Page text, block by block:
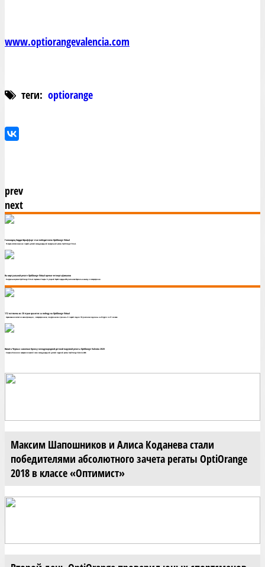
www.optiorangevalencia.com
теги: optiorange
prev
next
Голландец Хидди Шраффорт стал победителем OptiOrange Virtual
16 марта состоялся финал первой детской международной виртуальной регаты OptiOrange Virtual.
На виртуальной регате OptiOrange Virtual время четвертьфиналов
Виртуальная регата OptiOrange Virtual стартовала 5 марта. В упорной борьбе порядка 200 участников боролись за выход в четвертьфинал.
172 яхтсмена из 30 стран сразятся за победу на OptiOrange Virtual
Соревнования состоят из квалификации, четвертьфиналов, полуфиналов и финала. В первой стадии 172 участника поделены на 10 групп по 17 человек.
Никита Черных завоевал бронзу международной детской парусной регаты OptiOrange Valencia 2020
8 марта в Валенсии завершился третий сезон международной детской парусной регаты OptiOrange Valencia 2020.
Максим Шапошников и Алиса Коданева стали
победителями абсолютного зачета регаты OptiOrange
2018 в классе «Оптимист»